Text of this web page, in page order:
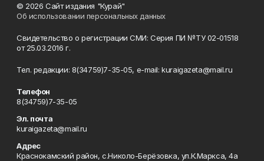
© 2026 Сайт издания "Курай"
Об использовании персональных данных
Свидетельство о регистрации СМИ: Серия ПИ №ТУ 02-01518
от 25.03.2016 г.
Тел. редакции: 8(34759)7-35-05, e-mail: kuraigazeta@mail.ru
Телефон
8(34759)7-35-05
Эл. почта
kuraigazeta@mail.ru
Адрес
Краснокамский район, с.Николо-Берёзовка, ул.К.Маркса, 4а